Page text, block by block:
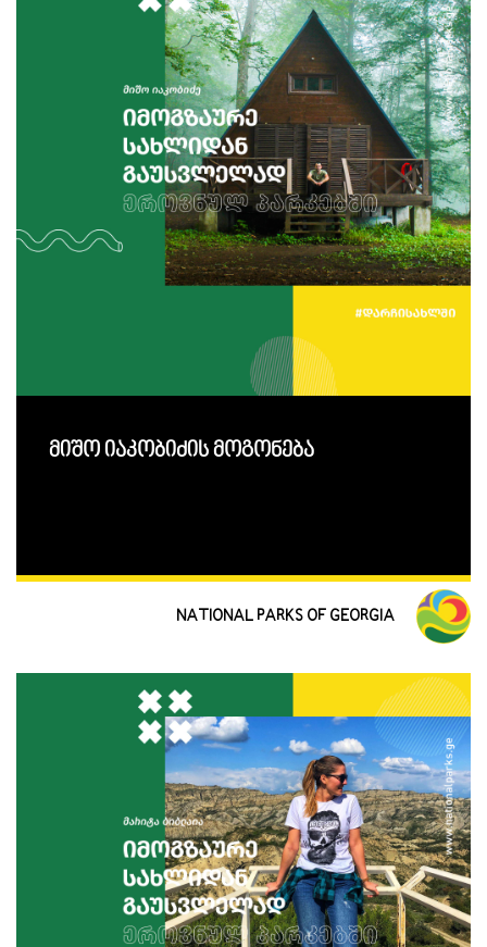
მიშო იაკობიძის მოგონება
NATIONAL PARKS OF GEORGIA